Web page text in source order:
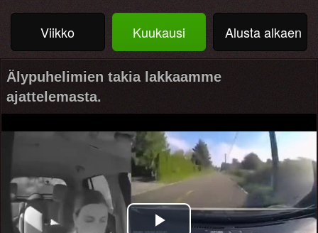
Viikko Kuukausi Alusta alkaen
Älypuhelimien takia lakkaamme
ajattelemasta.